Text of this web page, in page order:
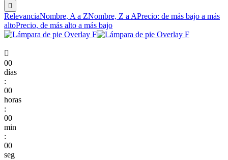

RelevanciaNombre, A a ZNombre, Z a APrecio: de más bajo a más
altoPrecio, de más alto a más bajo

00
días
:
00
horas
:
00
min
:
00
seg